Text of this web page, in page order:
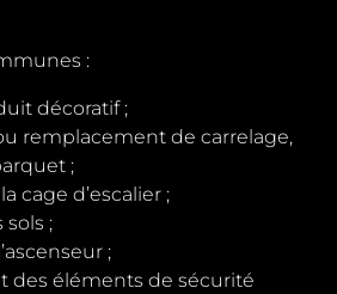
:
décoratif ;
remplacement de carrelage,
;
cage d’escalier ;
;
;
des éléments de sécurité